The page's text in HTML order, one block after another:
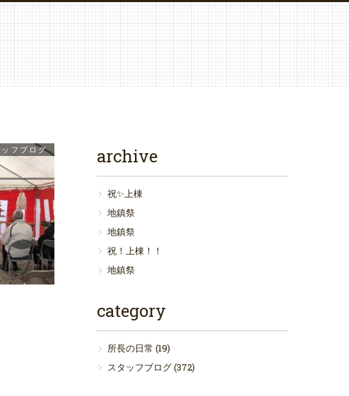
ッフブログ archive
祝✨上棟
地鎮祭
地鎮祭
祝！上棟！！
地鎮祭
category
所長の日常 (19)
スタッフブログ(372)